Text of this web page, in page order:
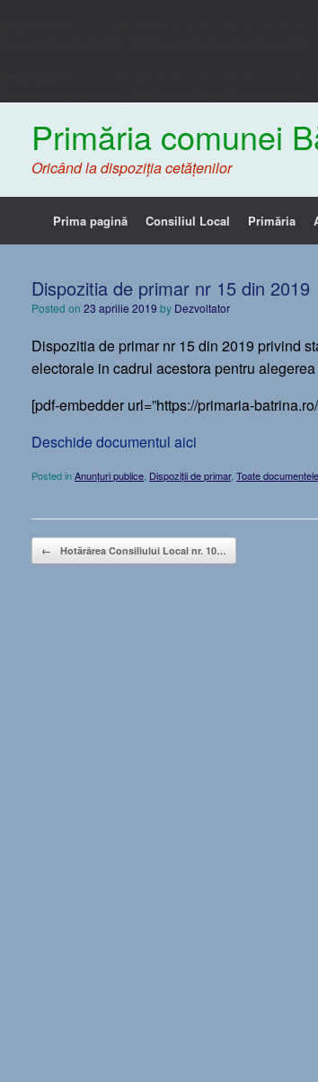
Primăria comunei
Oricând la dispoziția cetățenilor
Prima pagină Consiliul Local Primăria
Dispozitia de primar nr 15 din 2019
Posted on 23 aprilie 2019 by Dezvoltator
Dispozitia de primar nr 15 din 2019 privind
electorale in cadrul acestora pentru
[pdf-embedder url=”https://primaria-
Deschide documentul aici
Posted inAnunțuri publice Dispoziții de primar, Toate
Post navigation
← Hotărârea Consiliului Local nr. 10…